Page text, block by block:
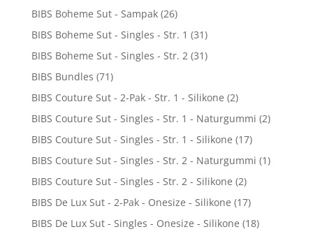
BIBS Boheme Sut - Sampak (26)
BIBS Boheme Sut - Singles - Str. 1 (31)
BIBS Boheme Sut - Singles - Str. 2 (31)
BIBS Bundles (71)
BIBS Couture Sut - 2-Pak - Str. 1 - Silikone (2)
BIBS Couture Sut - Singles - Str. 1 - Naturgummi (2)
BIBS Couture Sut - Singles - Str. 1 - Silikone (17)
BIBS Couture Sut - Singles - Str. 2 - Naturgummi (1)
BIBS Couture Sut - Singles - Str. 2 - Silikone (2)
BIBS De Lux Sut - 2-Pak - Onesize - Silikone (17)
BIBS De Lux Sut - Singles - Onesize - Silikone (18)